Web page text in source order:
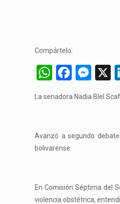
Compártelo:
X
La senadora Nadia Blel
Avanzó a segundo
bolivarense.
En Comisión Séptima del
violencia obstétrica,